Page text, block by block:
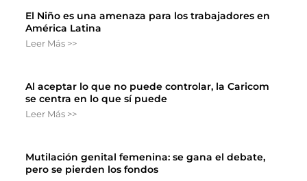
El Niño es una amenaza para los trabajadores en
América Latina
Leer Más >>
Al aceptar lo que no puede controlar, la Caricom
se centra en lo que sí puede
Leer Más >>
Mutilación genital femenina: se gana el debate,
pero se pierden los fondos